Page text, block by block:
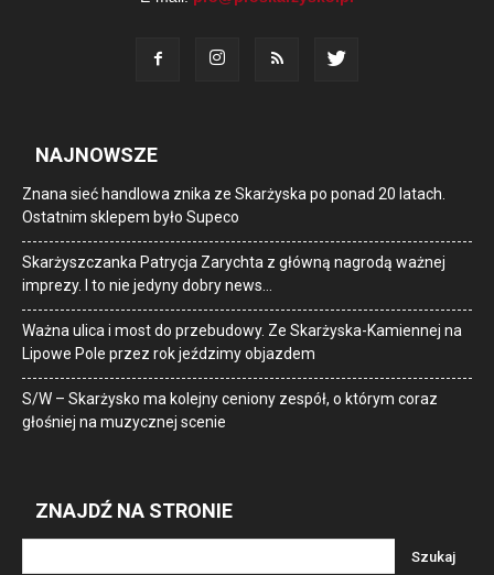
NAJNOWSZE
Znana sieć handlowa znika ze Skarżyska po ponad 20 latach.
Ostatnim sklepem było Supeco
Skarżyszczanka Patrycja Zarychta z główną nagrodą ważnej
imprezy. I to nie jedyny dobry news…
Ważna ulica i most do przebudowy. Ze Skarżyska-Kamiennej na
Lipowe Pole przez rok jeździmy objazdem
S/W – Skarżysko ma kolejny ceniony zespół, o którym coraz
głośniej na muzycznej scenie
ZNAJDŹ NA STRONIE